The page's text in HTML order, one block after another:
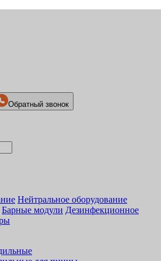
Обратный звонок
Нейтральное оборудование
Барные модули Дезинфекционное